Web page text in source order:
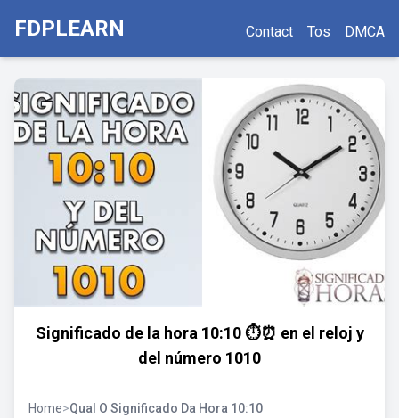
FDPLEARN Contact Tos DMCA
Significado de la hora 10:10 ⏱️⏰ en el reloj y
del número 1010
Home>Qual O Significado Da Hora 10:10